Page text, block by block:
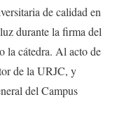
de calidad en
durante la firma del
la cátedra. Al acto de
de la URJC, y
del Campus